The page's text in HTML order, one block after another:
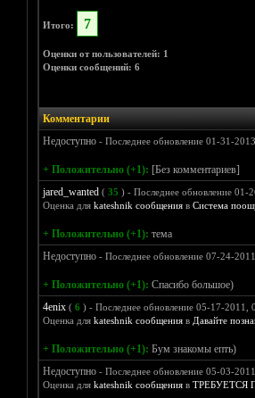
Итого: 7
Оценки от пользователей: 1
Оценки сообщений: 6
Комментарии
Недоступно - Последнее обновление 01-31-
+ Положительно (+1): [Без комментариев]
jared_wanted ( 35 ) - Последнее обновление 01-
Оценка для kateshnik сообщенияв Система
+ Положительно (+1): тема
Недоступно - Последнее обновление 07-24-
+ Положительно (+1): Спасибо большое)
4enix ( 6 ) - Последнее обновление 05-17-2011,
Оценка для kateshnik сообщенияв Давайте
+ Положительно (+1): Бум знакомы епть)
Недоступно - Последнее обновление 05-03-
Оценка для kateshnik сообщенияв ТРЕБУЕТСЯ